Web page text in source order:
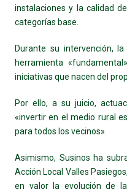
instalaciones y la calidad
categorías base.
Durante su intervención,
herramienta
iniciativas que nacen del
Por ello, a su juicio,
«invertir en el medio rural
para todos los vecinos».
Asimismo, Susinos ha
Acción Local Valles
en valor la evolución de la